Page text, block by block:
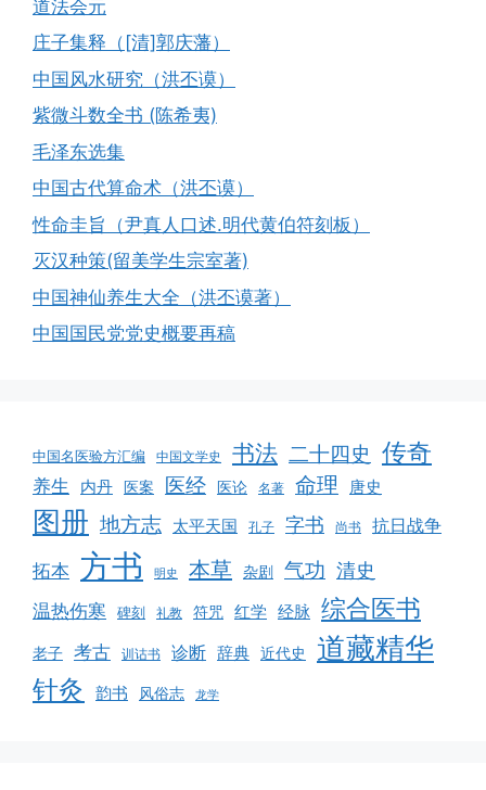
道法会元
庄子集释（[清]郭庆藩）
中国风水研究（洪丕谟）
紫微斗数全书 (陈希夷)
毛泽东选集
中国古代算命术（洪丕谟）
性命圭旨（尹真人口述.明代黄伯符刻板）
灭汉种策(留美学生宗室著)
中国神仙养生大全（洪丕谟著）
中国国民党党史概要再稿
中国名医验方汇编 中国文学史 书法 二十四史 传奇
养生 内丹 医案 医经 医论 名著 命理 唐史
图册 地方志 太平天国 孔子 字书 尚书 抗日战争
拓本 方书 明史 本草 杂剧 气功 清史
温热伤寒 碑刻 礼教 符咒 红学 经脉 综合医书
老子 考古 训诂书 诊断 辞典 近代史 道藏精华
针灸 韵书 风俗志 龙学